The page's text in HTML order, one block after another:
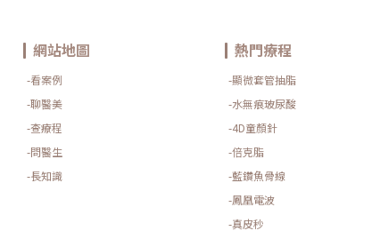
網站地圖
-看案例
-聊醫美
-查療程
-問醫生
-長知識
熱門療程
-顯微套管抽脂
-水無痕玻尿酸
-4D童顏針
-倍克脂
-藍鑽魚骨線
-鳳凰電波
-真皮秒